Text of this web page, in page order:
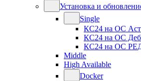
Установка и
Single
КС24 на ОС
КС24 на ОС
КС24 на ОС
Middle
High Available
Docker